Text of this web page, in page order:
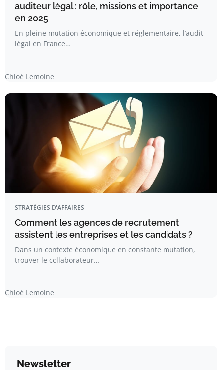
auditeur légal : rôle, missions et importance
en 2025
En pleine mutation économique et réglementaire, l’audit
légal en France…
Chloé Lemoine
STRATÉGIES D'AFFAIRES
Comment les agences de recrutement
assistent les entreprises et les candidats ?
Dans un contexte économique en constante mutation,
trouver le collaborateur…
Chloé Lemoine
Newsletter